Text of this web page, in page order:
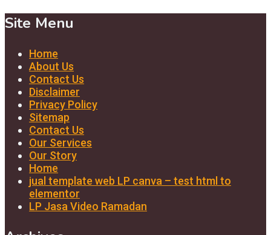
Site Menu
Home
About Us
Contact Us
Disclaimer
Privacy Policy
Sitemap
Contact Us
Our Services
Our Story
Home
jual template web LP canva – test html to
elementor
LP Jasa Video Ramadan